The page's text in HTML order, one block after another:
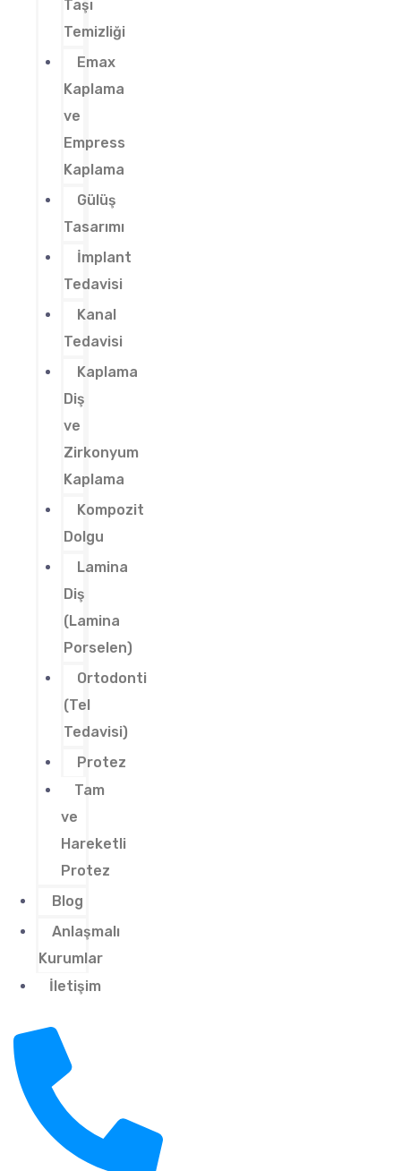
Taşı
Temizliği
Emax
Kaplama
ve
Empress
Kaplama
Gülüş
Tasarımı
İmplant
Tedavisi
Kanal
Tedavisi
Kaplama
Diş
ve
Zirkonyum
Kaplama
Kompozit
Dolgu
Lamina
Diş
(Lamina
Porselen)
Ortodonti
(Tel
Tedavisi)
Protez
Tam
ve
Hareketli
Protez
Blog
Anlaşmalı
Kurumlar
İletişim